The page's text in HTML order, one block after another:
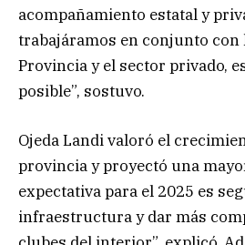
acompañamiento estatal y
trabajáramos en conjunto con
Provincia y el sector privado,
posible”, sostuvo.
Ojeda Landi valoró el
provincia y proyectó una
expectativa para el 2025 es
infraestructura y dar más